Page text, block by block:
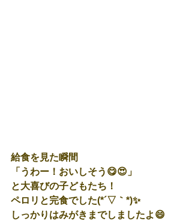
給食を見た瞬間
「うわー！おいしそう😋😍」
と大喜びの子どもたち！
ペロリと完食でした(*´▽｀*)✨
しっかりはみがきまでしましたよ😄